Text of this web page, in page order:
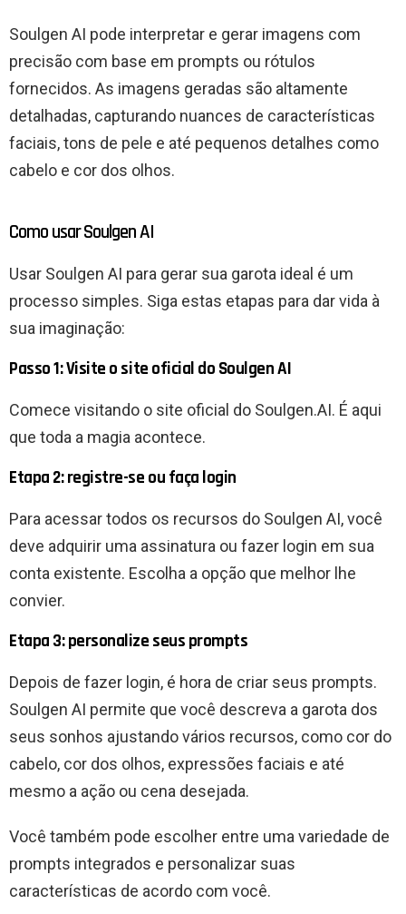
Soulgen AI pode interpretar e gerar imagens com
precisão com base em prompts ou rótulos
fornecidos. As imagens geradas são altamente
detalhadas, capturando nuances de características
faciais, tons de pele e até pequenos detalhes como
cabelo e cor dos olhos.
Como usar Soulgen AI
Usar Soulgen AI para gerar sua garota ideal é um
processo simples. Siga estas etapas para dar vida à
sua imaginação:
Passo 1: Visite o site oficial do Soulgen AI
Comece visitando o site oficial do Soulgen.AI. É aqui
que toda a magia acontece.
Etapa 2: registre-se ou faça login
Para acessar todos os recursos do Soulgen AI, você
deve adquirir uma assinatura ou fazer login em sua
conta existente. Escolha a opção que melhor lhe
convier.
Etapa 3: personalize seus prompts
Depois de fazer login, é hora de criar seus prompts.
Soulgen AI permite que você descreva a garota dos
seus sonhos ajustando vários recursos, como cor do
cabelo, cor dos olhos, expressões faciais e até
mesmo a ação ou cena desejada.
Você também pode escolher entre uma variedade de
prompts integrados e personalizar suas
características de acordo com você.